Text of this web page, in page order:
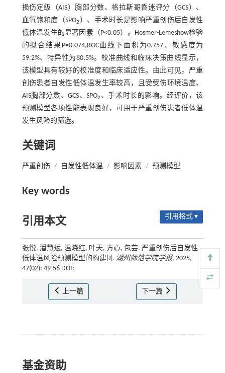
损伤定级（AIS）胸部分数、格拉斯哥昏迷评分（GCS）、
血氧饱和度（SPO2 ）、手术时长是影响严重创伤后自发性
低体温发生的显著因素（P<0.05）。Hosmer-Lemeshow检验
的拟合结果P=0.074,ROC曲线下面积为0.757、敏感度为
59.2%、特异性为80.5%。校准曲线和临床决策曲线显示，
该模型具有较好的校准度和临床适应性。由此可见，严重
创伤患者自发性低体温发生率较高，且受受伤环境温度、
AIS胸部分数、GCS、SPO2 、手术时长的影响。经评价，该
预测模型各项性能表现良好，可用于严重创伤患者低体温
发生风险的筛选。
关键词
严重创伤 / 自发性低体温 / 影响因素 / 预测模型
Key words
引用本文 引用格式 ▾
张悦, 潘慧斌, 温晓红, 叶天, 方心, 包芸. 严重创伤后自发性
低体温风险预测模型的构建[J]. 湖州师范学院学报, 2025,
47(02): 49-56 DOI:
上一篇 下一篇
基金资助